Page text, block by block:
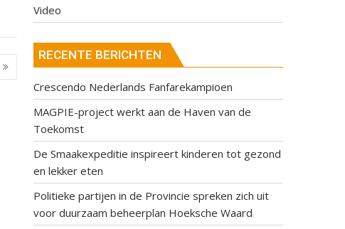
Video
RECENTE BERICHTEN
Crescendo Nederlands Fanfarekampioen
MAGPIE-project werkt aan de Haven van de
Toekomst
De Smaakexpeditie inspireert kinderen tot gezond
en lekker eten
Politieke partijen in de Provincie spreken zich uit
voor duurzaam beheerplan Hoeksche Waard